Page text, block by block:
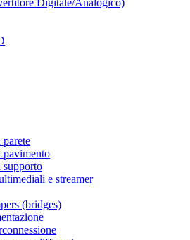
Digitale/Analogico)
e streamer
(bridges)